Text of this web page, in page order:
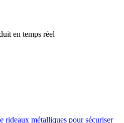
en temps réel
rideaux métalliques pour sécuriser